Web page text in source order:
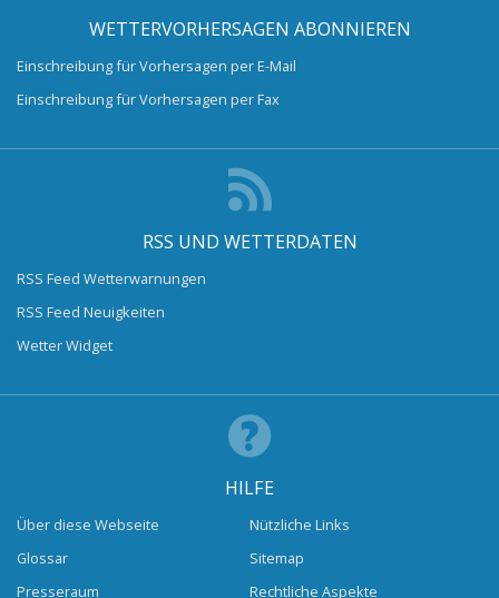
WETTERVORHERSAGEN ABONNIEREN
Einschreibung für Vorhersagen per E-Mail
Einschreibung für Vorhersagen per Fax
RSS UND WETTERDATEN
RSS Feed Wetterwarnungen
RSS Feed Neuigkeiten
Wetter Widget
HILFE
Über diese Webseite
Glossar
Presseraum
Nützliche Links
Sitemap
Rechtliche Aspekte